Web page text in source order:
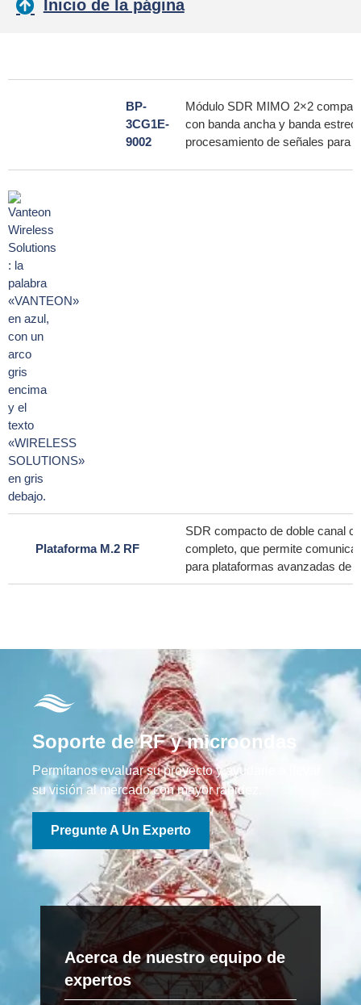
Inicio de la página
BP-
3CG1E-
9002
Módulo SDR MIMO 2×2
con banda ancha y banda
procesamiento de señales para
Plataforma M.2 RF
SDR compacto de doble canal
completo, que permite
para plataformas avanzadas de
Soporte de RF y microondas
Permítanos evaluar su proyecto y ayudarle a llevar
su visión al mercado con mayor rapidez.
Pregunte A Un Experto
Acerca de nuestro equipo de
expertos